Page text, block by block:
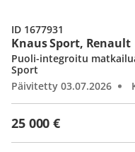
Knaus Sport, Renault
25 000 €
Puoli-integroitu
Sport
Päivitetty 03.07.2026
ID 1677931